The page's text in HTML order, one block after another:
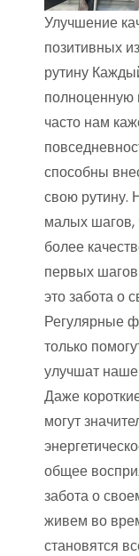
Улучшение
позитивных
рутину
полноценную
часто нам
способны
свою рутину.
малых шагов,
более
первых
это забота о
Регулярные
только
улучшат наше
Даже
могут
общее
забота о
живем во
становятся